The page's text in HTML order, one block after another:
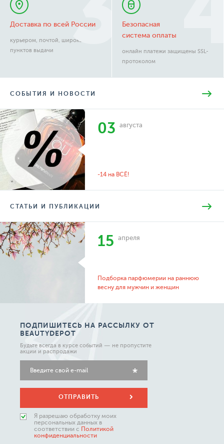
Доставка по всей России
курьером, почтой, широкая сеть
пунктов выдачи
Безопасная
система оплаты
онлайн платежи защищены SSL-
протоколом
СОБЫТИЯ И НОВОСТИ
03 августа
-14 на ВСЁ!
СТАТЬИ И ПУБЛИКАЦИИ
15 апреля
Подборка парфюмерии на раннюю
весну для мужчин и женщин
ПОДПИШИТЕСЬ НА РАССЫЛКУ ОТ
BEAUTYDEPOT
Будьте всегда в курсе событий — не пропустите
акции и распродажи
ОТПРАВИТЬ
Я разрешаю обработку моих
персональных данных в
соответствии с Политикой
конфиденциальности